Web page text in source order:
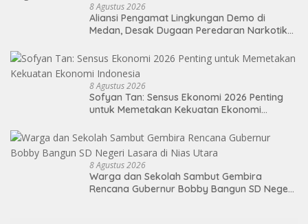
8 Agustus 2026
Aliansi Pengamat Lingkungan Demo di
Medan, Desak Dugaan Peredaran Narkotika
8 Agustus 2026
Sofyan Tan: Sensus Ekonomi 2026 Penting
untuk Memetakan Kekuatan Ekonomi
8 Agustus 2026
Warga dan Sekolah Sambut Gembira
Rencana Gubernur Bobby Bangun SD Negeri